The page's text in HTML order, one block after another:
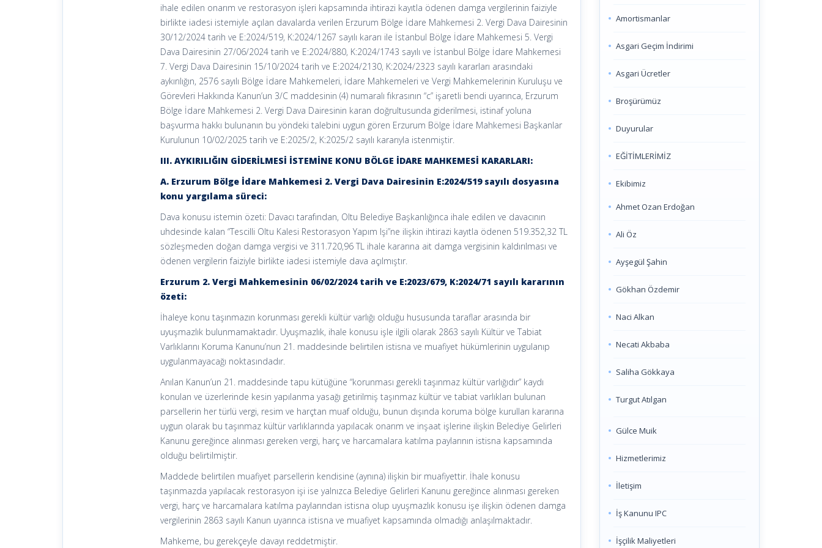
ihale edilen onarım ve restorasyon işleri kapsamında ihtirazi kayıtla ödenen damga vergilerinin faiziyle
birlikte iadesi istemiyle açılan davalarda verilen Erzurum Bölge İdare Mahkemesi 2. Vergi Dava Dairesinin
30/12/2024 tarih ve E:2024/519, K:2024/1267 sayılı kararı ile İstanbul Bölge İdare Mahkemesi 5. Vergi
Dava Dairesinin 27/06/2024 tarih ve E:2024/880, K:2024/1743 sayılı ve İstanbul Bölge İdare Mahkemesi
7. Vergi Dava Dairesinin 15/10/2024 tarih ve E:2024/2130, K:2024/2323 sayılı kararları arasındaki
aykırılığın, 2576 sayılı Bölge İdare Mahkemeleri, İdare Mahkemeleri ve Vergi Mahkemelerinin Kuruluşu ve
Görevleri Hakkında Kanun’un 3/C maddesinin (4) numaralı fıkrasının “c” işaretli bendi uyarınca, Erzurum
Bölge İdare Mahkemesi 2. Vergi Dava Dairesinin karan doğrultusunda giderilmesi, istinaf yoluna
başvurma hakkı bulunanın bu yöndeki talebini uygun gören Erzurum Bölge İdare Mahkemesi Başkanlar
Kurulunun 10/02/2025 tarih ve E:2025/2, K:2025/2 sayılı kararıyla istenmiştir.
III. AYKIRILIĞIN GİDERİLMESİ İSTEMİNE KONU BÖLGE İDARE MAHKEMESİ KARARLARI:
A. Erzurum Bölge İdare Mahkemesi 2. Vergi Dava Dairesinin E:2024/519 sayılı dosyasına
konu yargılama süreci:
Dava konusu istemin özeti: Davacı tarafından, Oltu Belediye Başkanlığınca ihale edilen ve davacının
uhdesinde kalan “Tescilli Oltu Kalesi Restorasyon Yapım lşi”ne ilişkin ihtirazi kayıtla ödenen 519.352,32 TL
sözleşmeden doğan damga vergisi ve 311.720,96 TL ihale kararına ait damga vergisinin kaldırılması ve
ödenen vergilerin faiziyle birlikte iadesi istemiyle dava açılmıştır.
Erzurum 2. Vergi Mahkemesinin 06/02/2024 tarih ve E:2023/679, K:2024/71 sayılı kararının
özeti:
İhaleye konu taşınmazın korunması gerekli kültür varlığı olduğu hususunda taraflar arasında bir
uyuşmazlık bulunmamaktadır. Uyuşmazlık, ihale konusu işle ilgili olarak 2863 sayılı Kültür ve Tabiat
Varlıklarını Koruma Kanunu’nun 21. maddesinde belirtilen istisna ve muafiyet hükümlerinin uygulanıp
uygulanmayacağı noktasındadır.
Anılan Kanun’un 21. maddesinde tapu kütüğüne “korunması gerekli taşınmaz kültür varlığıdır” kaydı
konulan ve üzerlerinde kesin yapılanma yasağı getirilmiş taşınmaz kültür ve tabiat varlıkları bulunan
parsellerin her türlü vergi, resim ve harçtan muaf olduğu, bunun dışında koruma bölge kurulları kararına
uygun olarak bu taşınmaz kültür varlıklarında yapılacak onarım ve inşaat işlerine ilişkin Belediye Gelirleri
Kanunu gereğince alınması gereken vergi, harç ve harcamalara katılma paylarının istisna kapsamında
olduğu belirtilmiştir.
Maddede belirtilen muafiyet parsellerin kendisine (aynına) ilişkin bir muafiyettir. İhale konusu
taşınmazda yapılacak restorasyon işi ise yalnızca Belediye Gelirleri Kanunu gereğince alınması gereken
vergi, harç ve harcamalara katılma paylarından istisna olup uyuşmazlık konusu işe ilişkin ödenen damga
vergilerinin 2863 sayılı Kanun uyarınca istisna ve muafiyet kapsamında olmadığı anlaşılmaktadır.
Mahkeme, bu gerekçeyle davayı reddetmiştir.
Amortismanlar
Asgari Geçim İndirimi
Asgari Ücretler
Broşürümüz
Duyurular
EĞİTİMLERİMİZ
Ekibimiz
Ahmet Ozan Erdoğan
Ali Öz
Ayşegül Şahin
Gökhan Özdemir
Naci Alkan
Necati Akbaba
Saliha Gökkaya
Turgut Atılgan
Gülce Muik
Hizmetlerimiz
İletişim
İş Kanunu IPC
İşçilik Maliyetleri